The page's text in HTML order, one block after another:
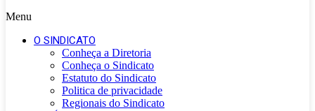
Menu
O SINDICATO
Conheça a Diretoria
Conheça o Sindicato
Estatuto do Sindicato
Politica de privacidade
Regionais do Sindicato